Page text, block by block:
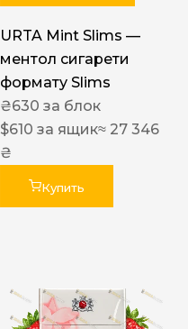
URTA Mint Slims —
ментол сигарети
формату Slims
₴630 за блок
$610 за ящик≈ 27 346
₴
Купить